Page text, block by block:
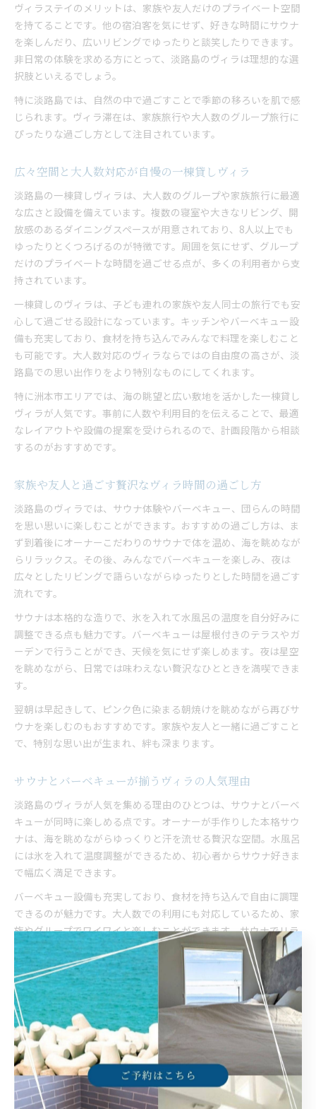
ヴィラステイのメリットは、家族や友人だけのプライベート空間
を持てることです。他の宿泊客を気にせず、好きな時間にサウナ
を楽しんだり、広いリビングでゆったりと談笑したりできます。
非日常の体験を求める方にとって、淡路島のヴィラは理想的な選
択肢といえるでしょう。
特に淡路島では、自然の中で過ごすことで季節の移ろいを肌で感
じられます。ヴィラ滞在は、家族旅行や大人数のグループ旅行に
ぴったりな過ごし方として注目されています。
広々空間と大人数対応が自慢の一棟貸しヴィラ
淡路島の一棟貸しヴィラは、大人数のグループや家族旅行に最適
な広さと設備を備えています。複数の寝室や大きなリビング、開
放感のあるダイニングスペースが用意されており、8人以上でも
ゆったりとくつろげるのが特徴です。周囲を気にせず、グループ
だけのプライベートな時間を過ごせる点が、多くの利用者から支
持されています。
一棟貸しのヴィラは、子ども連れの家族や友人同士の旅行でも安
心して過ごせる設計になっています。キッチンやバーベキュー設
備も充実しており、食材を持ち込んでみんなで料理を楽しむこと
も可能です。大人数対応のヴィラならではの自由度の高さが、淡
路島での思い出作りをより特別なものにしてくれます。
特に洲本市エリアでは、海の眺望と広い敷地を活かした一棟貸し
ヴィラが人気です。事前に人数や利用目的を伝えることで、最適
なレイアウトや設備の提案を受けられるので、計画段階から相談
するのがおすすめです。
家族や友人と過ごす贅沢なヴィラ時間の過ごし方
淡路島のヴィラでは、サウナ体験やバーベキュー、団らんの時間
を思い思いに楽しむことができます。おすすめの過ごし方は、ま
ず到着後にオーナーこだわりのサウナで体を温め、海を眺めなが
らリラックス。その後、みんなでバーベキューを楽しみ、夜は
広々としたリビングで語らいながらゆったりとした時間を過ごす
流れです。
サウナは本格的な造りで、氷を入れて水風呂の温度を自分好みに
調整できる点も魅力です。バーベキューは屋根付きのテラスやガ
ーデンで行うことができ、天候を気にせず楽しめます。夜は星空
を眺めながら、日常では味わえない贅沢なひとときを満喫できま
す。
翌朝は早起きして、ピンク色に染まる朝焼けを眺めながら再びサ
ウナを楽しむのもおすすめです。家族や友人と一緒に過ごすこと
で、特別な思い出が生まれ、絆も深まります。
サウナとバーベキューが揃うヴィラの人気理由
淡路島のヴィラが人気を集める理由のひとつは、サウナとバーベ
キューが同時に楽しめる点です。オーナーが手作りした本格サウ
ナは、海を眺めながらゆっくりと汗を流せる贅沢な空間。水風呂
には氷を入れて温度調整ができるため、初心者からサウナ好きま
で幅広く満足できます。
バーベキュー設備も充実しており、食材を持ち込んで自由に調理
できるのが魅力です。大人数での利用にも対応しているため、家
族やグループでワイワイと楽しむことができます。サウナでリラ
ックスした後に、みんなでバーベキューを囲むことで、非日常の
開放感と一体感を味わえるのが特徴です。
また、サウナとバーベキューを組み合わせた過ごし方は、淡路島
ヴィラならではの体験として利用者から高い評価を得ています。
自然を感じながら思い出に残る時間を過ごせる点が、多くのリピ
ーターを生んでいます。
淡路島ヴィラで叶える快適団らんと朝焼け体験
淡路島のヴィラは、快適な団らんと美しい朝焼けを堪能できる点